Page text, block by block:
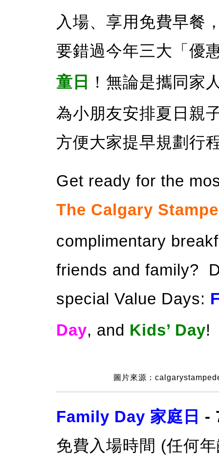
入場、享用免費早餐
要錯過今年三大「優
童日
！無論是攜同家
為小朋友安排夏日親
方便大家提早規劃行
Get ready for the
The Calgary
complimentary
friends and family?
special Value Days:
Day, and Kids’ Day!
圖片來源：
Family Day 家庭日 -
免費入場時間 (任何